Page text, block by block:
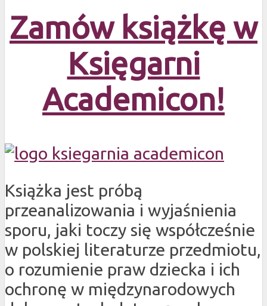
Zamów książkę w
Księgarni
Academicon!
Książka jest próbą
przeanalizowania i wyjaśnienia
sporu, jaki toczy się współcześnie
w polskiej literaturze przedmiotu,
o rozumienie praw dziecka i ich
ochronę w międzynarodowych